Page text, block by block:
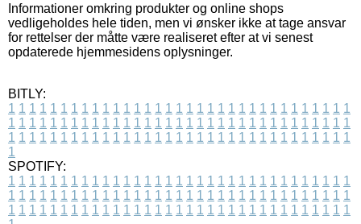
Informationer omkring produkter og online shops
vedligeholdes hele tiden, men vi ønsker ikke at tage ansvar
for rettelser der måtte være realiseret efter at vi senest
opdaterede hjemmesidens oplysninger.
BITLY:
1 1 1 1 1 1 1 1 1 1 1 1 1 1 1 1 1 1 1 1 1 1 1 1 1 1 1 1 1 1 1 1 1
1 1 1 1 1 1 1 1 1 1 1 1 1 1 1 1 1 1 1 1 1 1 1 1 1 1 1 1 1 1 1 1 1
1 1 1 1 1 1 1 1 1 1 1 1 1 1 1 1 1 1 1 1 1 1 1 1 1 1 1 1 1 1 1 1 1
1
SPOTIFY:
1 1 1 1 1 1 1 1 1 1 1 1 1 1 1 1 1 1 1 1 1 1 1 1 1 1 1 1 1 1 1 1 1
1 1 1 1 1 1 1 1 1 1 1 1 1 1 1 1 1 1 1 1 1 1 1 1 1 1 1 1 1 1 1 1 1
1 1 1 1 1 1 1 1 1 1 1 1 1 1 1 1 1 1 1 1 1 1 1 1 1 1 1 1 1 1 1 1 1